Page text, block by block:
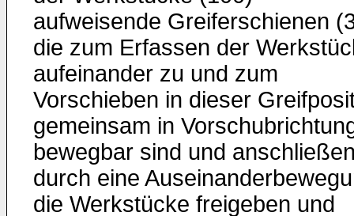
aufweisende Greiferschienen
die zum Erfassen der
aufeinander zu und zum
Vorschieben in dieser
gemeinsam in
bewegbar sind und
durch eine
die Werkstücke freigeben und